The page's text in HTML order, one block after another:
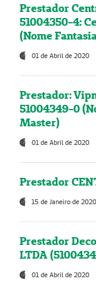
Prestador
51004350-4:
(Nome
01 de Abril de 2020
Prestador:
51004349-0
Master)
01 de Abril de 2020
Prestador
15 de Janeiro de 2020
Prestador
LTDA
01 de Abril de 2020